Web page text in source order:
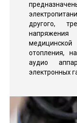
другого,
напряжения
отопления,
аудио
электронных